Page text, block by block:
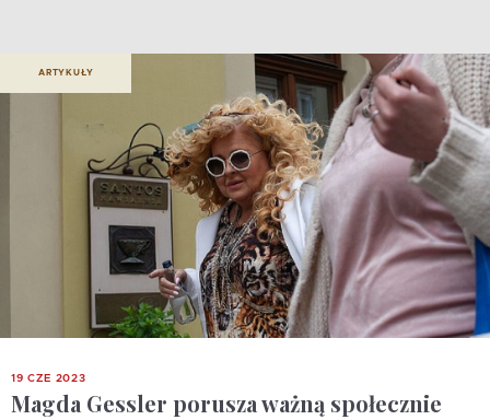
ARTYKUŁY
19 CZE 2023
Magda Gessler porusza ważną społecznie